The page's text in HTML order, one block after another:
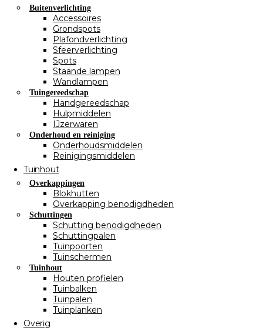
Buitenverlichting
Accessoires
Grondspots
Plafondverlichting
Sfeerverlichting
Spots
Staande lampen
Wandlampen
Tuingereedschap
Handgereedschap
Hulpmiddelen
IJzerwaren
Onderhoud en reiniging
Onderhoudsmiddelen
Reinigingsmiddelen
Tuinhout
Overkappingen
Blokhutten
Overkapping benodigdheden
Schuttingen
Schutting benodigdheden
Schuttingpalen
Tuinpoorten
Tuinschermen
Tuinhout
Houten profielen
Tuinbalken
Tuinpalen
Tuinplanken
Overig